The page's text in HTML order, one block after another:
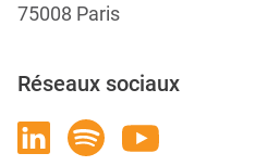
75008 Paris
Réseaux sociaux